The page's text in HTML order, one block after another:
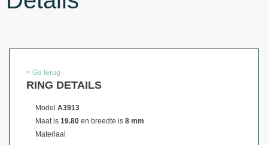
< Ga terug
RING DETAILS
Model A3913
Maat is 19.80 en breedte is 8 mm
Materiaal